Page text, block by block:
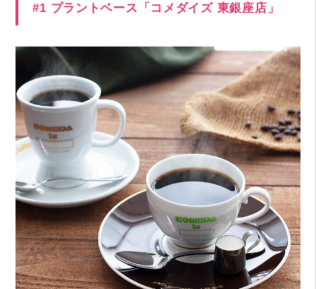
#1 プラントベース「コメダイズ 東銀座店」